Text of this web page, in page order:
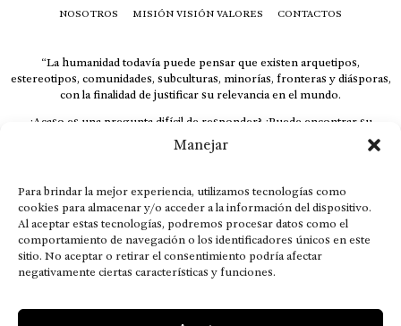
Manejar
Para brindar la mejor experiencia, utilizamos tecnologías como
cookies para almacenar y/o acceder a la información del dispositivo.
Al aceptar estas tecnologías, podremos procesar datos como el
comportamiento de navegación o los identificadores únicos en este
sitio. No aceptar o retirar el consentimiento podría afectar
negativamente ciertas características y funciones.
NOSOTROS MISIÓN VISIÓN VALORES CONTACTOS
“La humanidad todavía puede pensar que existen arquetipos,
estereotipos, comunidades, subculturas, minorías, fronteras y diásporas,
con la finalidad de justificar su relevancia en el mundo.
¿Acaso es una pregunta difícil de responder? ¿Puede encontrar su
respuesta al instante, otorgando al receptor cuestionado espacio y
velocidad suficiente para responder correctamente? De no ser así, el que
El concepto de familia no está limitado exclusivamente a la sangre; seres
que surgen en nuestro diario vivir suelen pesar más que los
emparentados. Más bien, el apego de estas dos versiones de seres
queridos mueve ideales provenientes de sus vivencias.
This is for nuestra gente.” – HRSuriel